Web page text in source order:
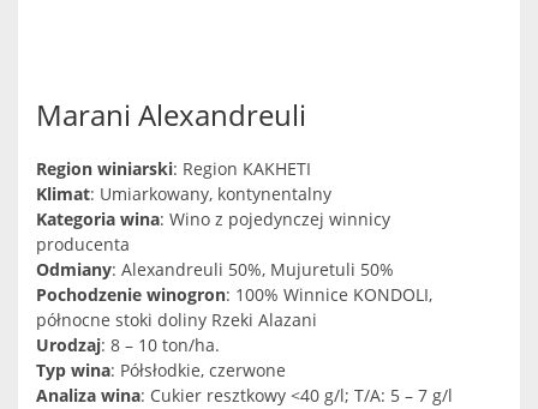
Marani Alexandreuli
Region winiarski: Region KAKHETI
Klimat: Umiarkowany, kontynentalny
Kategoria wina: Wino z pojedynczej winnicy
producenta
Odmiany: Alexandreuli 50%, Mujuretuli 50%
Pochodzenie winogron: 100% Winnice KONDOLI,
północne stoki doliny Rzeki Alazani
Urodzaj: 8 – 10 ton/ha.
Typ wina: Półsłodkie, czerwone
Analiza wina: Cukier resztkowy <40 g/l; T/A: 5 – 7 g/l